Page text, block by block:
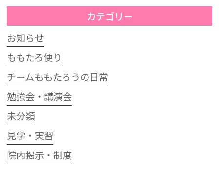
カテゴリー
お知らせ
ももたろ便り
チームももたろうの日常
勉強会・講演会
未分類
見学・実習
院内掲示・制度